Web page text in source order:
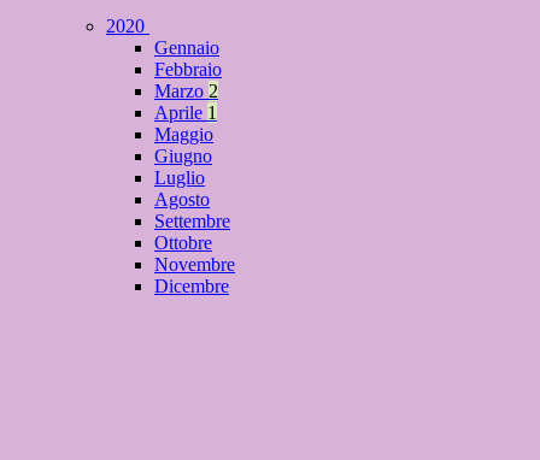
2020
Gennaio
Febbraio
Marzo 2
Aprile 1
Maggio
Giugno
Luglio
Agosto
Settembre
Ottobre
Novembre
Dicembre